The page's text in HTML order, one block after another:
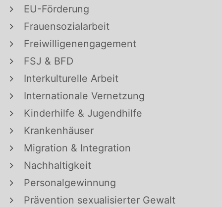
EU-Förderung
Frauensozialarbeit
Freiwilligenengagement
FSJ & BFD
Interkulturelle Arbeit
Internationale Vernetzung
Kinderhilfe & Jugendhilfe
Krankenhäuser
Migration & Integration
Nachhaltigkeit
Personalgewinnung
Prävention sexualisierter Gewalt